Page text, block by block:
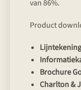
van 86%.
Product
Brochure
Charlton &